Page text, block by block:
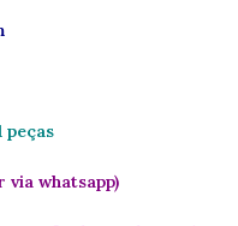
peças
whatsapp)